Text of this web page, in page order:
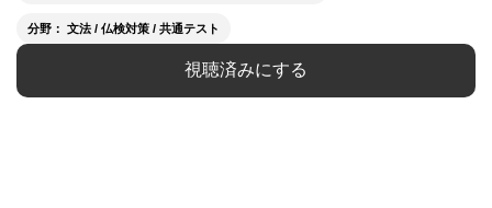
分野： 文法 / 仏検対策 / 共通テスト
視聴済みにする